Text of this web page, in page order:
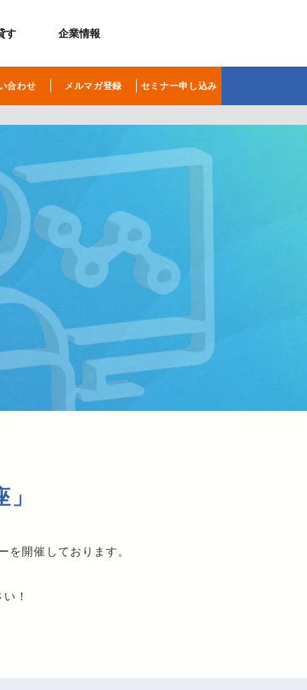
お問合せ
来店予約
お問合せ
お問合せ
来店予約
無料お見積もり
資料請求
す
お問い合わせ
メルマガ登録
セミナー申し込み
企業情報
合わせ メルマガ登録 セミナー申し込み
を開催しております。
！